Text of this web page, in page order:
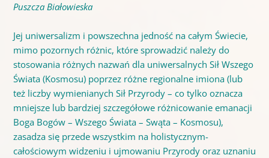
Puszcza Białowieska
Jej uniwersalizm i powszechna jedność na całym Świecie,
mimo pozornych różnic, które sprowadzić należy do
stosowania różnych nazwań dla uniwersalnych Sił Wszego
Świata (Kosmosu) poprzez różne regionalne imiona (lub
też liczby wymienianych Sił Przyrody – co tylko oznacza
mniejsze lub bardziej szczegółowe różnicowanie emanacji
Boga Bogów – Wszego Świata – Swąta – Kosmosu),
zasadza się przede wszystkim na holistycznym-
całościowym widzeniu i ujmowaniu Przyrody oraz uznaniu